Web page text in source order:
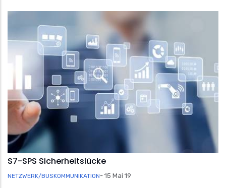
S7-SPS Sicherheitslücke
NETZWERK/BUSKOMMUNIKATION- 15 Mai 19